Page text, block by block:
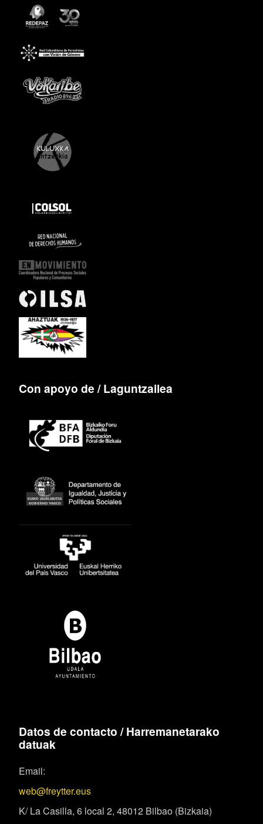
Con apoyo de / Laguntzailea
Datos de contacto / Harremanetarako
datuak
Email:
web@freytter.eus
K/ La Casilla, 6 local 2, 48012 Bilbao (Bizkaia)